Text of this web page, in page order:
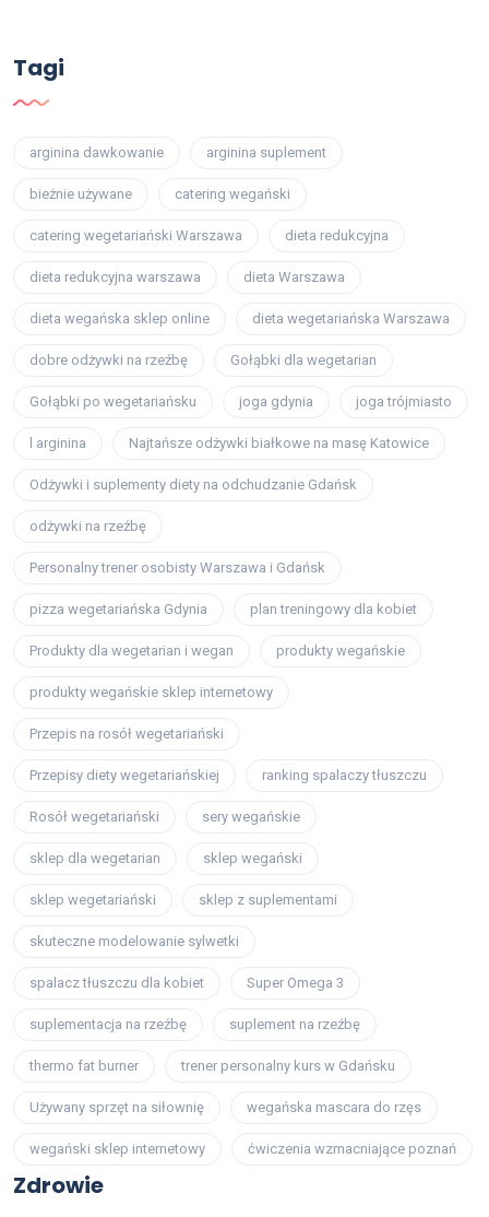
Tagi
arginina dawkowanie arginina suplement
bieżnie używane catering wegański
catering wegetariański Warszawa dieta redukcyjna
dieta redukcyjna warszawa dieta Warszawa
dieta wegańska sklep online dieta wegetariańska Warszawa
dobre odżywki na rzeźbę Gołąbki dla wegetarian
Gołąbki po wegetariańsku joga gdynia joga trójmiasto
l arginina Najtańsze odżywki białkowe na masę Katowice
Odżywki i suplementy diety na odchudzanie Gdańsk
odżywki na rzeźbę
Personalny trener osobisty Warszawa i Gdańsk
pizza wegetariańska Gdynia plan treningowy dla kobiet
Produkty dla wegetarian i wegan produkty wegańskie
produkty wegańskie sklep internetowy
Przepis na rosół wegetariański
Przepisy diety wegetariańskiej ranking spalaczy tłuszczu
Rosół wegetariański sery wegańskie
sklep dla wegetarian sklep wegański
sklep wegetariański sklep z suplementami
skuteczne modelowanie sylwetki
spalacz tłuszczu dla kobiet Super Omega 3
suplementacja na rzeźbę suplement na rzeźbę
thermo fat burner trener personalny kurs w Gdańsku
Używany sprzęt na siłownię wegańska mascara do rzęs
wegański sklep internetowy ćwiczenia wzmacniające poznań
Zdrowie